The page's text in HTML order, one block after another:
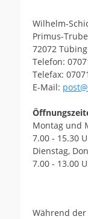
Wilhelm-
Primus-
72072
Telefon:
Telefax:
E-Mail:
Montag und
7.00 - 15.30
Dienstag,
7.00 - 13.00
Während der